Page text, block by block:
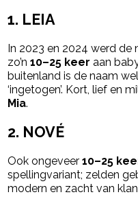
1. LEIA
In 2023 en 2024 werd de
zo’n10–25 keer aan
buitenland is de naam
‘ingetogen’. Kort, lief en
Mia.
2. NOVÉ
Ook ongeveer10–25
spellingvariant; zelden
modern en zacht van